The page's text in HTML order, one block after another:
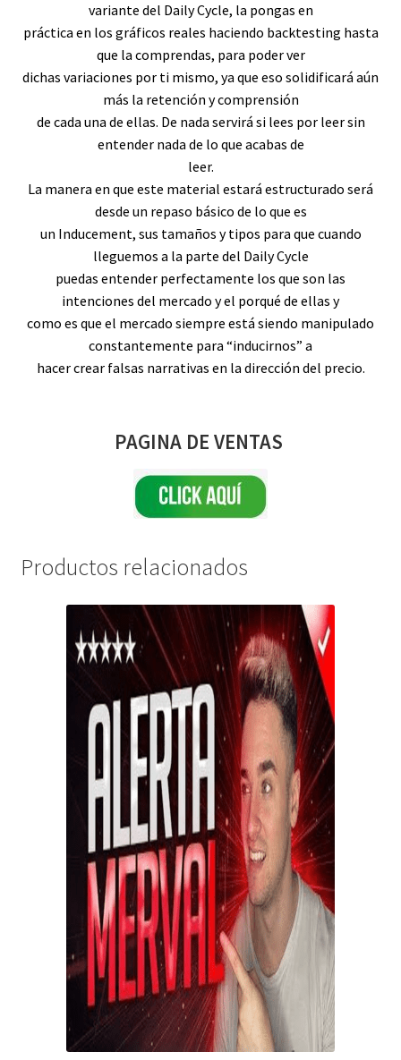
variante del Daily Cycle, la pongas en
práctica en los gráficos reales haciendo backtesting hasta
que la comprendas, para poder ver
dichas variaciones por ti mismo, ya que eso solidificará aún
más la retención y comprensión
de cada una de ellas. De nada servirá si lees por leer sin
entender nada de lo que acabas de
leer.
La manera en que este material estará estructurado será
desde un repaso básico de lo que es
un Inducement, sus tamaños y tipos para que cuando
lleguemos a la parte del Daily Cycle
puedas entender perfectamente los que son las
intenciones del mercado y el porqué de ellas y
como es que el mercado siempre está siendo manipulado
constantemente para “inducirnos” a
hacer crear falsas narrativas en la dirección del precio.
PAGINA DE VENTAS
Productos relacionados